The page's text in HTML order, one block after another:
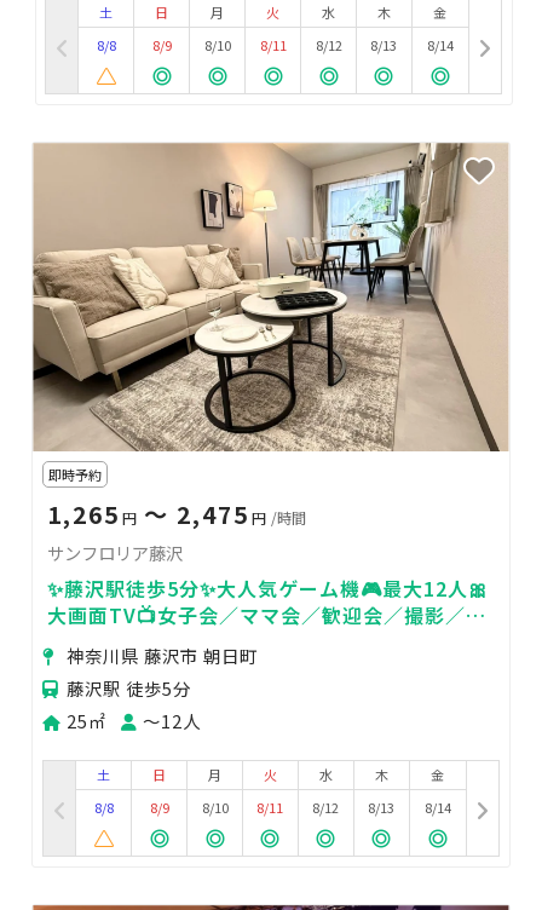
土
8/8
日
8/9
月
8/10
火
8/11
水
8/12
木
8/13
金
8/14
即時予約
1,265 円 〜 2,475 円 /時間
サンフロリア藤沢
✨藤沢駅徒歩5分✨大人気ゲーム機🎮最大12人🎀
大画面TV📺女子会／ママ会／歓迎会／撮影／推
し活／デート／会議
神奈川県 藤沢市 朝日町
藤沢駅 徒歩5分
25㎡
〜12人
土
8/8
日
8/9
月
8/10
火
8/11
水
8/12
木
8/13
金
8/14